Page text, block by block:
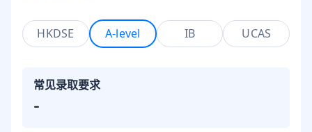
HKDSE A-level IB UCAS
常见录取要求
-